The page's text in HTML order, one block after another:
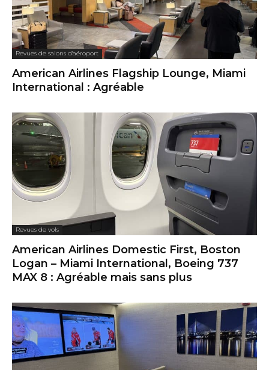
Revues de salons d'aéroport
American Airlines Flagship Lounge, Miami
International : Agréable
Revues de vols
American Airlines Domestic First, Boston
Logan – Miami International, Boeing 737
MAX 8 : Agréable mais sans plus